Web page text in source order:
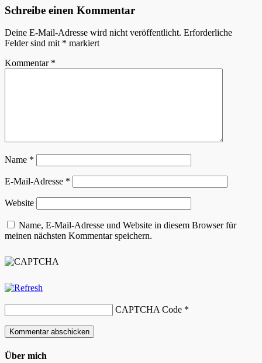
Schreibe einen Kommentar
Deine E-Mail-Adresse wird nicht veröffentlicht. Erforderliche
Felder sind mit * markiert
Kommentar *
Name *
E-Mail-Adresse *
Website
Name, E-Mail-Adresse und Website in diesem Browser für
meinen nächsten Kommentar speichern.
CAPTCHA Code *
Über mich